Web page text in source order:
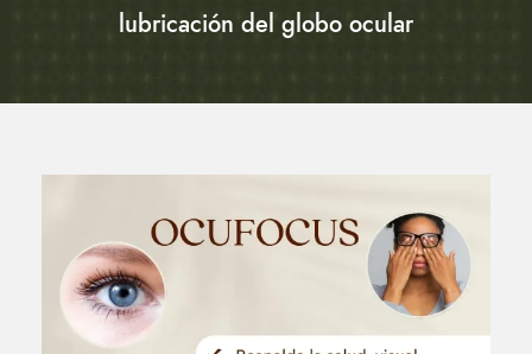
lubricación del globo ocular